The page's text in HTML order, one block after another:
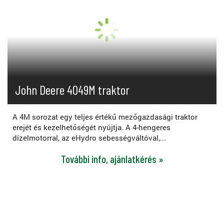
John Deere 4049M traktor
A 4M sorozat egy teljes értékű mezőgazdasági traktor
erejét és kezelhetőségét nyújtja. A 4-hengeres
dízelmotorral, az eHydro sebességváltóval,...
További info, ajánlatkérés »